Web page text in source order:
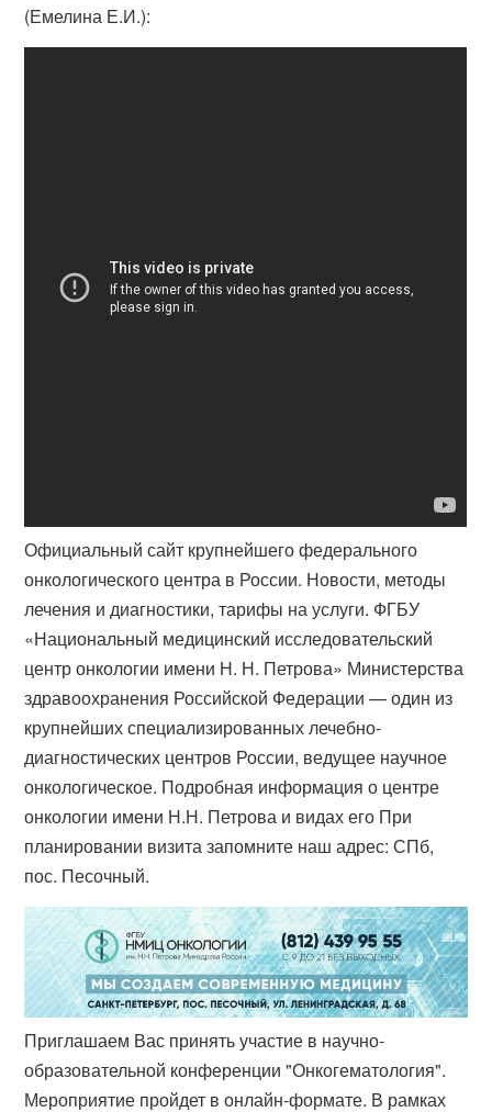
(Емелина Е.И.):
Официальный сайт крупнейшего федерального
онкологического центра в России. Новости, методы
лечения и диагностики, тарифы на услуги. ФГБУ
«Национальный медицинский исследовательский
центр онкологии имени Н. Н. Петрова» Министерства
здравоохранения Российской Федерации — один из
крупнейших специализированных лечебно-
диагностических центров России, ведущее научное
онкологическое. Подробная информация о центре
онкологии имени Н.Н. Петрова и видах его При
планировании визита запомните наш адрес: СПб,
пос. Песочный.
Приглашаем Вас принять участие в научно-
образовательной конференции "Онкогематология".
Мероприятие пройдет в онлайн-формате. В рамках